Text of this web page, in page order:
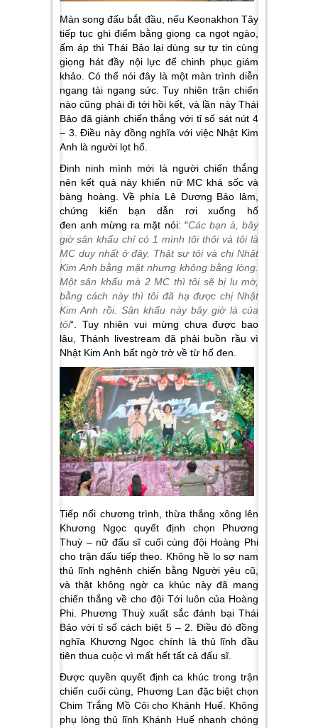
Màn song đấu bắt đầu, nếu Keonakhon Tây
tiếp tục ghi điểm bằng giọng ca ngọt ngào,
ấm áp thì Thái Bảo lại dùng sự tự tin cùng
giọng hát đầy nội lực để chinh phục giám
khảo. Có thể nói đây là một màn trình diễn
ngang tài ngang sức. Tuy nhiên trận chiến
nào cũng phải đi tới hồi kết, và lần này Thái
Bảo đã giành chiến thắng với tỉ số sát nút 4
– 3. Điều này đồng nghĩa với việc Nhật Kim
Anh là người lọt hố.
Đinh ninh mình mới là người chiến thắng
nên kết quả này khiến nữ MC khá sốc và
bàng hoàng. Về phía Lê Dương Bảo lâm,
chứng kiến bạn dẫn rơi xuống hố
đen anh mừng ra mặt nói: “Các bạn à, bây
giờ sân khấu chỉ có 1 mình tôi thôi và tôi là
MC duy nhất ở đây. Thật sự tôi và chị Nhật
Kim Anh bằng mặt nhưng không bằng lòng.
Một sân khấu mà 2 MC thì tôi sẽ bị lu mờ,
bằng cách này thì tôi đã hạ được chị Nhật
Kim Anh rồi. Sân khấu này bây giờ là của
tôi“. Tuy nhiên vui mừng chưa được bao
lâu, Thánh livestream đã phải buồn rầu vì
Nhật Kim Anh bất ngờ trở về từ hố đen.
Tiếp nối chương trình, thừa thắng xông lên
Khương Ngọc quyết định chọn Phương
Thuỳ – nữ đấu sĩ cuối cùng đội Hoàng Phi
cho trận đấu tiếp theo. Không hề lo sợ nam
thủ lĩnh nghênh chiến bằng Người yêu cũ,
và thật không ngờ ca khúc này đã mang
chiến thắng về cho đội Tới luôn của Hoàng
Phi. Phương Thuỳ xuất sắc đánh bại Thái
Bảo với tỉ số cách biệt 5 – 2. Điều đó đồng
nghĩa Khương Ngọc chính là thủ lĩnh đầu
tiên thua cuộc vì mất hết tất cả đấu sĩ.
Được quyền quyết định ca khúc trong trận
chiến cuối cùng, Phương Lan đặc biệt chọn
Chim Trắng Mồ Côi cho Khánh Huế. Không
phụ lòng thủ lĩnh Khánh Huế nhanh chóng